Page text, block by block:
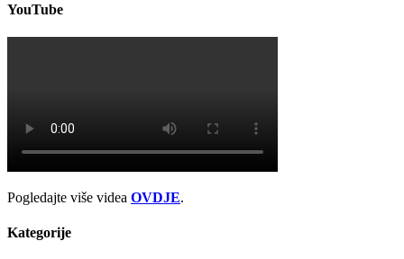
YouTube
Pogledajte više videa OVDJE.
Kategorije